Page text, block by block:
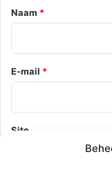
*
Naam *
E-mail *
Site